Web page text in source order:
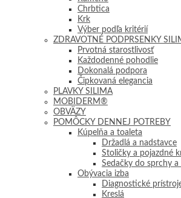
Chrbtica
Krk
Výber podľa kritérií
ZDRAVOTNÉ PODPRSENKY
Prvotná starostlivosť
Každodenné pohodlie
Dokonalá podpora
Čipkovaná elegancia
PLAVKY SILIMA
MOBIDERM®
OBVÄZY
POMÔCKY DENNEJ POTREBY
Kúpelňa a toaleta
Držadlá a nadstavce
Stoličky a pojazdné
Sedačky do sprchy a
Obývacia izba
Diagnostické
Kreslá